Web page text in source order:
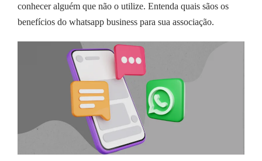
conhecer alguém que não o utilize. Entenda quais sãos os
benefícios do whatsapp business para sua associação.